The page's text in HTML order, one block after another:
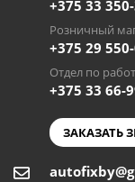
+375 33
Розничный
+375 29
Отдел по
+375 33 66-
ЗАКАЗАТЬ